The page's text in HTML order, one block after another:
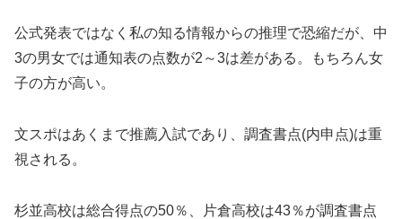
公式発表ではなく私の知る情報からの推理で恐縮だが、中
3の男女では通知表の点数が2～3は差がある。もちろん女
子の方が高い。
文スポはあくまで推薦入試であり、調査書点(内申点)は重
視される。
杉並高校は総合得点の50％、片倉高校は43％が調査書点